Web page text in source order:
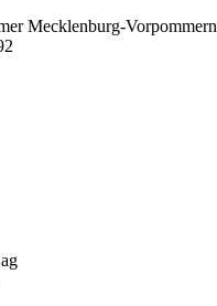
Mecklenburg-Vorpommern